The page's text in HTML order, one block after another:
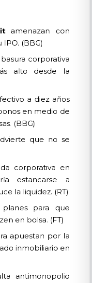
amenazan con
(BBG)
corporativa
alto desde la
a diez años
en medio de
(BBG)
que no se
corporativa en
estancarse a
la liquidez. (RT)
para que
en bolsa. (FT)
apuestan por la
inmobiliario en
antimonopolio